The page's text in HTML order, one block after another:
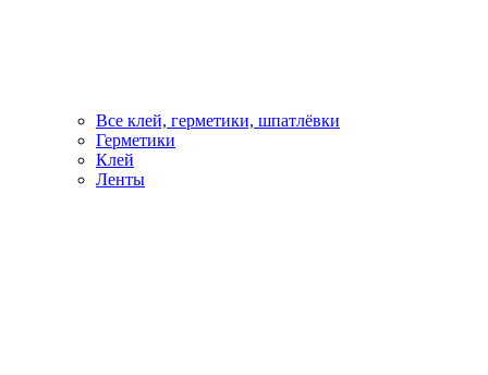
Все клей, герметики, шпатлёвки
Герметики
Клей
Ленты